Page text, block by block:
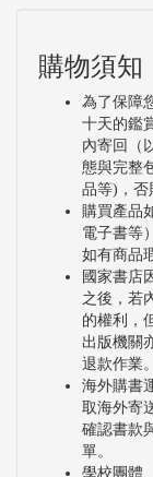
購物須知
為了保障
十天的鑑
內寄回（
態與完整
品等)，否
購買產品
電子書等
如有商品
國家書店
之後，若
的權利，
出版機關
退款作業。
海外購書
取海外寄
確認書款
單。
學校團體